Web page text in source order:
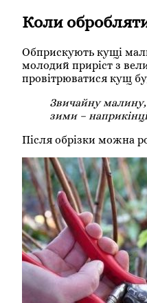
Коли
Обприскують кущі
молодий приріст з
провітрюватися кущ
Звичайну малину,
зими –
Після обрізки можна